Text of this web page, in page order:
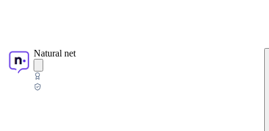
Natural net